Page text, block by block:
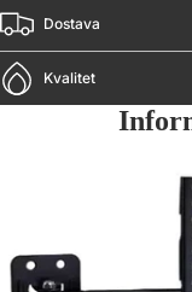
Dostava
Kvalitet